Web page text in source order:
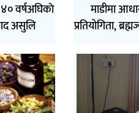
वर्षअघिकाे
असुलि
माडीमा
प्रतियोगिता,